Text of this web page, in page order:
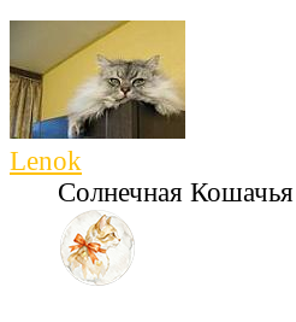
Lenok
Солнечная